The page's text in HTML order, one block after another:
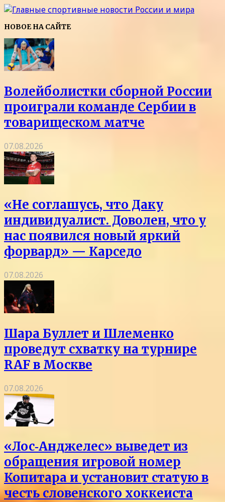
НОВОЕ НА САЙТЕ
Волейболистки сборной России
проиграли команде Сербии в
товарищеском матче
07.08.2026
«Не соглашусь, что Даку
индивидуалист. Доволен, что у
нас появился новый яркий
форвард» — Карседо
07.08.2026
Шара Буллет и Шлеменко
проведут схватку на турнире
RAF в Москве
07.08.2026
«Лос‑Анджелес» выведет из
обращения игровой номер
Копитара и установит статую в
честь словенского хоккеиста